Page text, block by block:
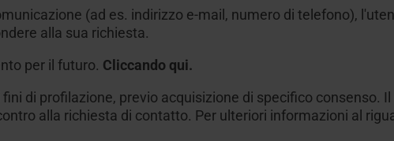
(ad es. indirizzo e-mail, numero di telefono),
alla sua richiesta.
per il futuro. Cliccando qui.
di profilazione, previo acquisizione di specifico consenso.
alla richiesta di contatto. Per ulteriori informazioni al